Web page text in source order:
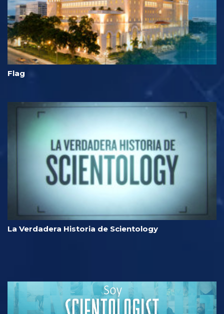
Flag
La Verdadera Historia de Scientology